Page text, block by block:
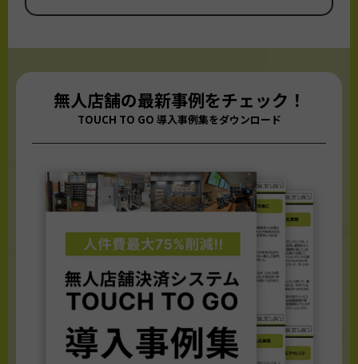
無人店舗の最新事例をチェック！
TOUCH TO GO 導入事例集をダウンロード